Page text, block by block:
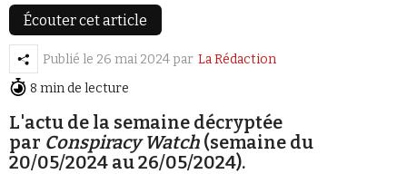
Vidéos
Émissions
Revues de presse
Écouter cet article
Publié le 26 mai 2024 par La Rédaction
8 min de lecture
L'actu de la semaine décryptée
par Conspiracy Watch (semaine du
20/05/2024 au 26/05/2024).